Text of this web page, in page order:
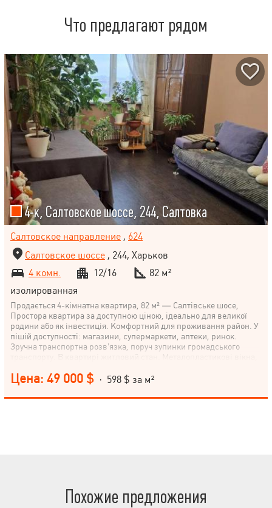
Что предлагают рядом
4-к, Салтовское шоссе, 244, Салтовка
Салтовское направление , 624
Салтовское шоссе , 244, Харьков
4 комн.
12/16
82 м²
изолированная
Продається 4-кімнатна квартира, 82 м² — Салтівське шосе,
Простора квартира за доступною ціною, ідеально для великої
родини або як інвестиція. Комфортний для проживання район. У
пішій доступності: магазини, супермаркети, аптеки, ринок.
Зручна транспортна розв’язка, поруч зупинки громадського
транспорту. В квартирі житловий стан. Металопластикові вікна,
одразу . Біля будинку — дитячі майданчики, зелена зона Поряд
— громадський транспорт і метро Телефонуйте, щоб домовитися
про перегляд.
Цена: 49 000 $ · 598 $ за м²
Похожие предложения